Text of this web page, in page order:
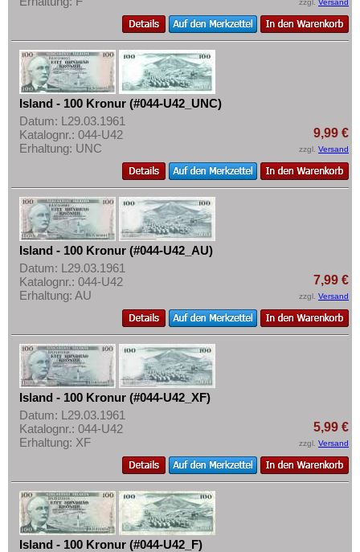
Transnistrien
Tschechische Republik
Tschechoslowakei
Türkei
Ukraine
Ungarn
Vatikan
Weissrussland
Zypern
zzgl. Versand
Island - 100 Kronur (#044-U42_UNC)
Datum: L29.03.1961
Katalognr.: 044-U42
Erhaltung: UNC
9,99 €
zzgl. Versand
Island - 100 Kronur (#044-U42_AU)
Datum: L29.03.1961
Katalognr.: 044-U42
Erhaltung: AU
7,99 €
zzgl. Versand
Island - 100 Kronur (#044-U42_XF)
Datum: L29.03.1961
Katalognr.: 044-U42
Erhaltung: XF
5,99 €
zzgl. Versand
Island - 100 Kronur (#044-U42_F)